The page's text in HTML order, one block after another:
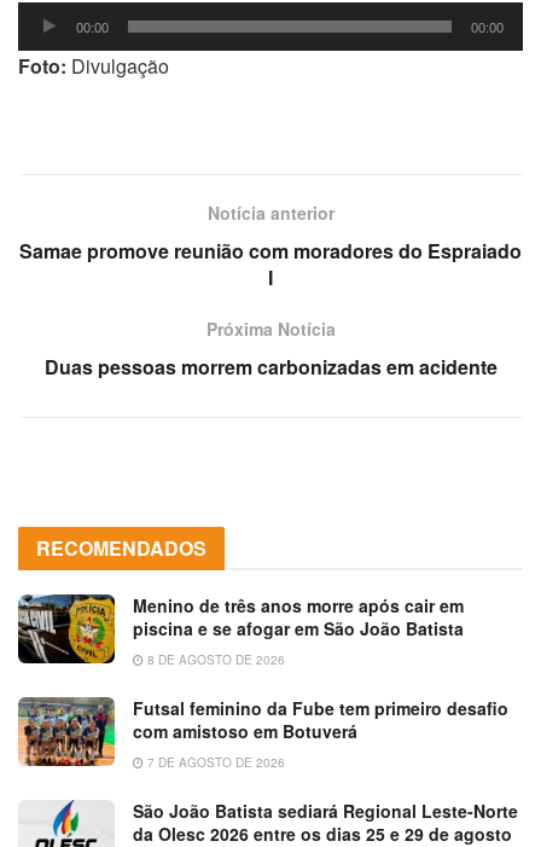
Tocador
de
áudio
00:00 00:00
Foto: Divulgação
Notícia anterior
Samae promove reunião com moradores do Espraiado
I
Próxima Notícia
Duas pessoas morrem carbonizadas em acidente
RECOMENDADOS
Menino de três anos morre após cair em
piscina e se afogar em São João Batista
8 DE AGOSTO DE 2026
Futsal feminino da Fube tem primeiro desafio
com amistoso em Botuverá
7 DE AGOSTO DE 2026
São João Batista sediará Regional Leste-Norte
da Olesc 2026 entre os dias 25 e 29 de agosto